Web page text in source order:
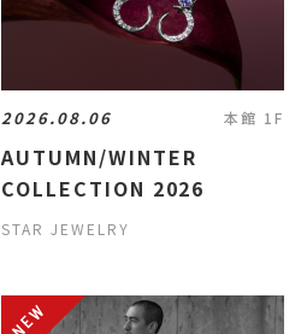
2026.08.06 本館 1F
AUTUMN/WINTER
COLLECTION 2026
STAR JEWELRY